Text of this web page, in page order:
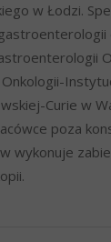
w Łodzi.
Curie w
poza
wykonuje